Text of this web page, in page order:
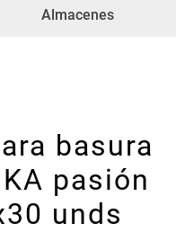
Almacenes
basura
pasión
unds